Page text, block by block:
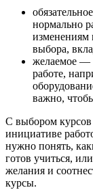
нормально
изменениям
выбора,
желаемое —
работе,
важно,
С выбором курсов
инициативе
нужно понять,
готов учиться,
желания и
курсы.